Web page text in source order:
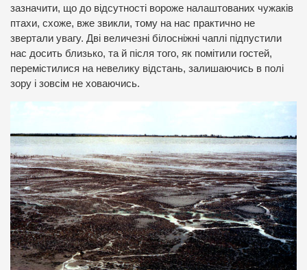
зазначити, що до відсутності вороже налаштованих чужаків
птахи, схоже, вже звикли, тому на нас практично не
звертали увагу. Дві величезні білосніжні чаплі підпустили
нас досить близько, та й після того, як помітили гостей,
перемістилися на невелику відстань, залишаючись в полі
зору і зовсім не ховаючись.